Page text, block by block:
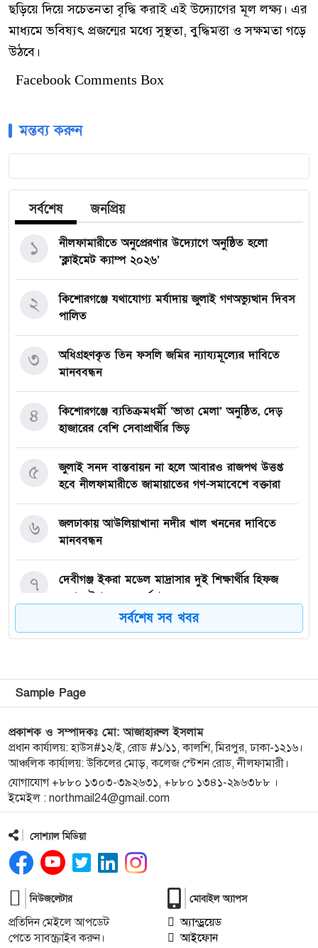
ছড়িয়ে দিয়ে সচেতনতা বৃদ্ধি করাই এই উদ্যোগের মূল লক্ষ্য। এর
মাধ্যমে ভবিষ্যৎ প্রজন্মের মধ্যে সুস্থতা, বুদ্ধিমত্তা ও সক্ষমতা গড়ে
উঠবে।
Facebook Comments Box
মন্তব্য করুন
সর্বশেষ জনপ্রিয়
নীলফামারীতে অনুপ্রেরণার উদ্যোগে অনুষ্ঠিত হলো
‘ক্লাইমেট ক্যাম্প ২০২৬’
১
কিশোরগঞ্জে যথাযোগ্য মর্যাদায় জুলাই গণঅভ্যুত্থান দিবস
পালিত
২
অধিগ্রহণকৃত তিন ফসলি জমির ন্যায্যমূল্যের দাবিতে
মানববন্ধন
৩
কিশোরগঞ্জে ব্যতিক্রমধর্মী ‘ভাতা মেলা’ অনুষ্ঠিত, দেড়
হাজারের বেশি সেবাপ্রার্থীর ভিড়
৪
জুলাই সনদ বাস্তবায়ন না হলে আবারও রাজপথ উত্তপ্ত
হবে নীলফামারীতে জামায়াতের গণ-সমাবেশে বক্তারা
৫
জলঢাকায় আউলিয়াখানা নদীর খাল খননের দাবিতে
মানববন্ধন
৬
দেবীগঞ্জ ইকরা মডেল মাদ্রাসার দুই শিক্ষার্থীর হিফজ
সম্পন্ন উপলক্ষে সংবর্ধনা
৭
কিশোরগঞ্জে ৮০ পিস ট্যাপেন্টাডল ট্যাবলেটসহ গ্রেপ্তার ২,
৮
কিশোরগঞ্জে জুলাই গণঅভ্যুত্থান দিবস-২০২৬ উপলক্ষে
প্রস্তুতিমূলক সভা অনুষ্ঠিত
৯
ভারসাম্যহীন ও লাগামহীন ক্ষমতার কারণেই শেখ হাসিনা
স্বৈরাচারী হয়েছিলেন, একই পথে হাঁটছে বিএনপি: মিয়া
গোলাম পরওয়ার
১০
বঞ্চিত করে পালিত কন্যাকে ওয়ারিশ সনদ দেওয়ার
অভিযোগ
২০২৫ সালের প্রশ্নে ২০২৬ সালের এইচএসসি পরীক্ষা:
১২
সর্বশেষ সব খবর
Sample Page
প্রকাশক ও সম্পাদকঃ মো: আজাহারুল ইসলাম
প্রধান কার্যালয়: হাউস#১২/ই, রোড #১/১১, কালশি, মিরপুর, ঢাকা-১২১৬।
আঞ্চলিক কার্যালয়: উকিলের মোড়, কলেজ স্টেশন রোড, নীলফামারী।
যোগাযোগ +৮৮০ ১৩০৩-৩৯২৬৩১, +৮৮০ ১৩৪১-২৯৬৩৮৮ ।
ইমেইল : northmail24@gmail.com
সোশ্যাল মিডিয়া
নিউজলেটার
প্রতিদিন মেইলে আপডেট
পেতে সাবস্ক্রাইব করুন।
মোবাইল অ্যাপস
অ্যান্ড্রয়েড
আইফোন